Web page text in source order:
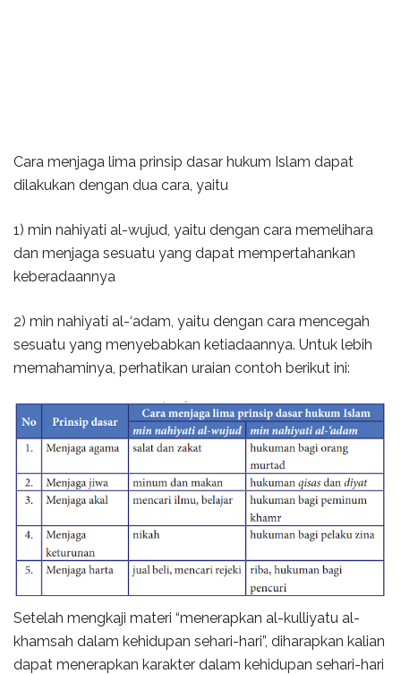
Cara menjaga lima prinsip dasar hukum Islam dapat
dilakukan dengan dua cara, yaitu
1) min nahiyati al-wujud, yaitu dengan cara memelihara
dan menjaga sesuatu yang dapat mempertahankan
keberadaannya
2) min nahiyati al-‘adam, yaitu dengan cara mencegah
sesuatu yang menyebabkan ketiadaannya. Untuk lebih
memahaminya, perhatikan uraian contoh berikut ini:
Setelah mengkaji materi “menerapkan al-kulliyatu al-
khamsah dalam kehidupan sehari-hari”, diharapkan kalian
dapat menerapkan karakter dalam kehidupan sehari-hari